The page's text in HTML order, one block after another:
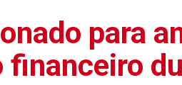
para
financeiro